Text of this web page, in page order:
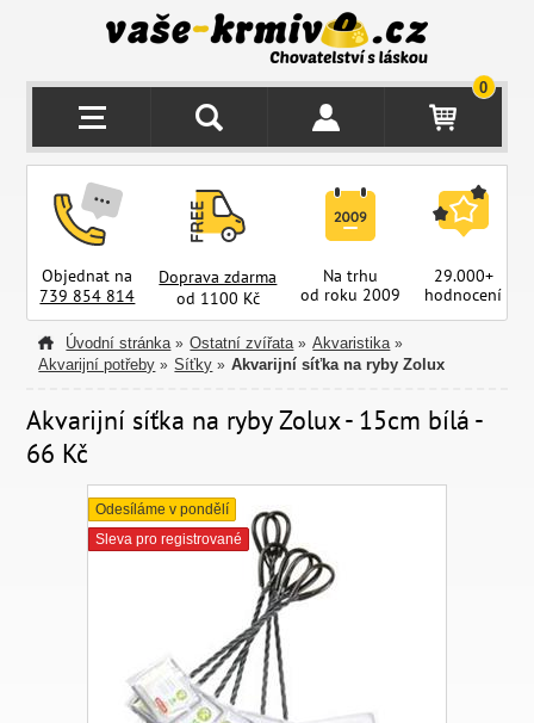
0
Objednat na
739 854 814
Doprava zdarma
od 1100 Kč
Na trhu
od roku 2009
29.000+
hodnocení
Úvodní stránka » Ostatní zvířata » Akvaristika »
Akvarijní potřeby » Síťky » Akvarijní síťka na ryby Zolux
Akvarijní síťka na ryby Zolux - 15cm bílá -
66 Kč
Odesíláme v pondělí
Sleva pro registrované